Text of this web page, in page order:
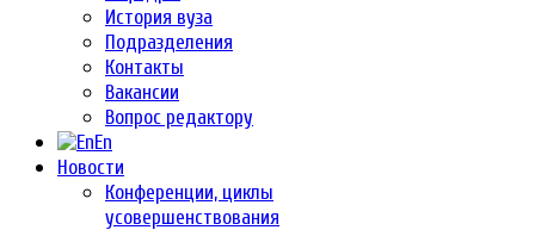
История вуза
Подразделения
Контакты
Вакансии
Вопрос редактору
En
Новости
Конференции, циклы
усовершенствования